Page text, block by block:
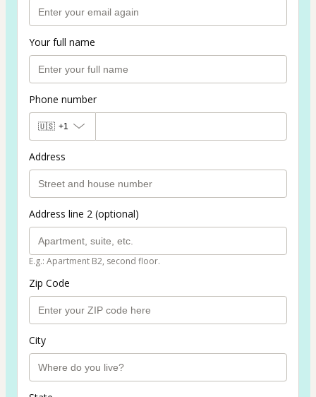
Your full name
Phone number
🇺🇸 +1
Address
Address line 2 (optional)
E.g.: Apartment B2, second floor.
Zip Code
City